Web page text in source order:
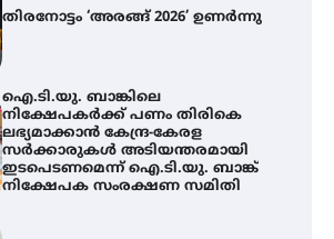
തിരനോട്ടം ‘അരങ്ങ് 2026’ ഉണർന്നു
ഐ.ടി.യു. ബാങ്കിലെ
നിക്ഷേപകർക്ക് പണം തിരികെ
ലഭ്യമാക്കാൻ കേന്ദ്ര-കേരള
സർക്കാരുകൾ അടിയന്തരമായി
ഇടപെടണമെന്ന് ഐ.ടി.യു. ബാങ്ക്
നിക്ഷേപക സംരക്ഷണ സമിതി